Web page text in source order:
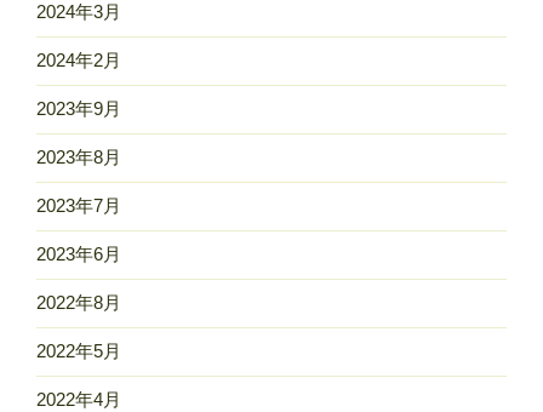
2024年3月
2024年2月
2023年9月
2023年8月
2023年7月
2023年6月
2022年8月
2022年5月
2022年4月